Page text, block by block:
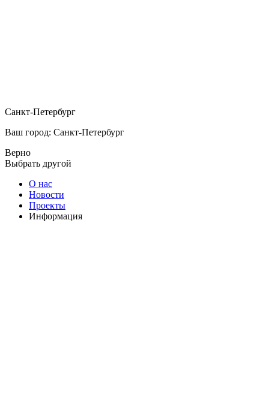
Санкт-Петербург
Ваш город: Санкт-Петербург
Верно
Выбрать другой
О нас
Новости
Проекты
Информация